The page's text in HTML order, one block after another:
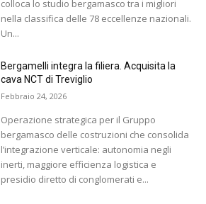
colloca lo studio bergamasco tra i migliori
nella classifica delle 78 eccellenze nazionali.
Un...
Bergamelli integra la filiera. Acquisita la
cava NCT di Treviglio
Febbraio 24, 2026
Operazione strategica per il Gruppo
bergamasco delle costruzioni che consolida
l’integrazione verticale: autonomia negli
inerti, maggiore efficienza logistica e
presidio diretto di conglomerati e...